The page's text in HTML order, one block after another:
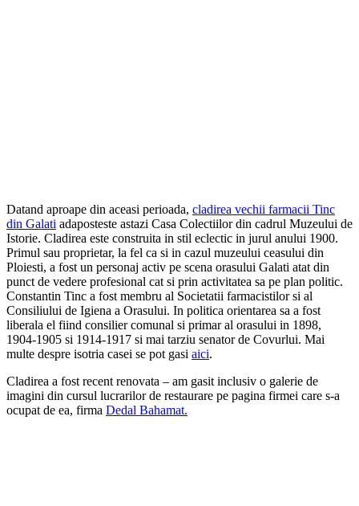
Datand aproape din aceasi perioada, cladirea vechii farmacii Tinc
din Galati adaposteste astazi Casa Colectiilor din cadrul Muzeului de
Istorie. Cladirea este construita in stil eclectic in jurul anului 1900.
Primul sau proprietar, la fel ca si in cazul muzeului ceasului din
Ploiesti, a fost un personaj activ pe scena orasului Galati atat din
punct de vedere profesional cat si prin activitatea sa pe plan politic.
Constantin Tinc a fost membru al Societatii farmacistilor si al
Consiliului de Igiena a Orasului. In politica orientarea sa a fost
liberala el fiind consilier comunal si primar al orasului in 1898,
1904-1905 si 1914-1917 si mai tarziu senator de Covurlui. Mai
multe despre isotria casei se pot gasi aici.
Cladirea a fost recent renovata – am gasit inclusiv o galerie de
imagini din cursul lucrarilor de restaurare pe pagina firmei care s-a
ocupat de ea, firma Dedal Bahamat.